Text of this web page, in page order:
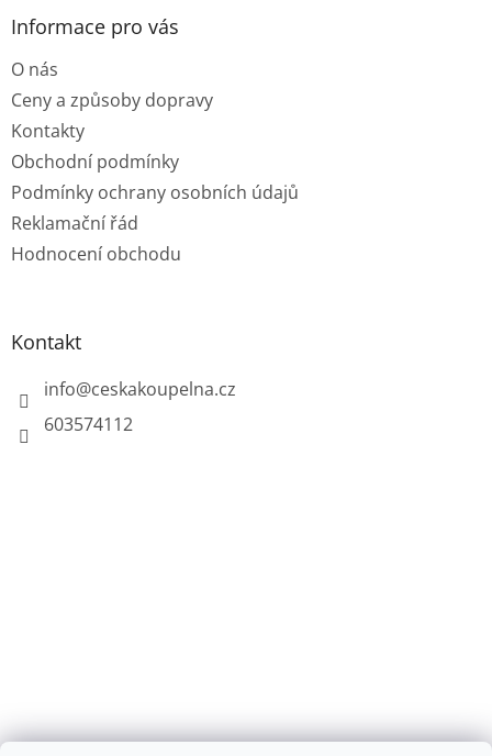
Informace pro vás
O nás
Ceny a způsoby dopravy
Kontakty
Obchodní podmínky
Podmínky ochrany osobních údajů
Reklamační řád
Hodnocení obchodu
Kontakt
info@ceskakoupelna.cz
603574112